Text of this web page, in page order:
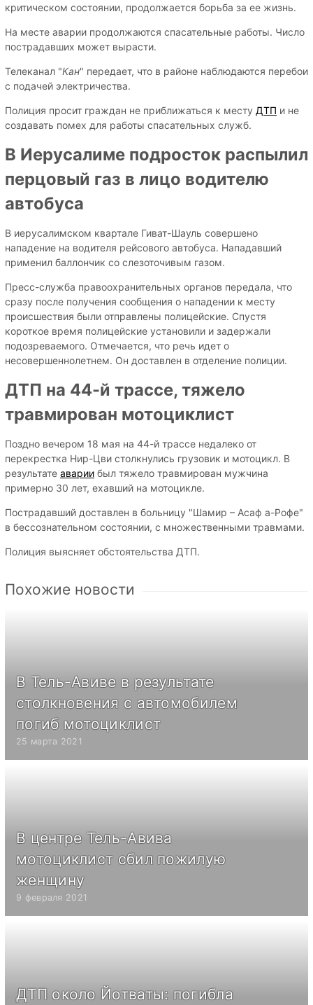
критическом состоянии, продолжается борьба за ее жизнь.
На месте аварии продолжаются спасательные работы. Число
пострадавших может вырасти.
Телеканал "Кан" передает, что в районе наблюдаются перебои
с подачей электричества.
Полиция просит граждан не приближаться к месту ДТП и не
создавать помех для работы спасательных служб.
В Иерусалиме подросток распылил
перцовый газ в лицо водителю
автобуса
В иерусалимском квартале Гиват-Шауль совершено
нападение на водителя рейсового автобуса. Нападавший
применил баллончик со слезоточивым газом.
Пресс-служба правоохранительных органов передала, что
сразу после получения сообщения о нападении к месту
происшествия были отправлены полицейские. Спустя
короткое время полицейские установили и задержали
подозреваемого. Отмечается, что речь идет о
несовершеннолетнем. Он доставлен в отделение полиции.
ДТП на 44-й трассе, тяжело
травмирован мотоциклист
Поздно вечером 18 мая на 44-й трассе недалеко от
перекрестка Нир-Цви столкнулись грузовик и мотоцикл. В
результате аварии был тяжело травмирован мужчина
примерно 30 лет, ехавший на мотоцикле.
Пострадавший доставлен в больницу "Шамир – Асаф а-Рофе"
в бессознательном состоянии, с множественными травмами.
Полиция выясняет обстоятельства ДТП.
Похожие новости
В Тель-Авиве в результате
столкновения с автомобилем
погиб мотоциклист
25 марта 2021
В центре Тель-Авива
мотоциклист сбил пожилую
женщину
9 февраля 2021
ДТП около Йотваты: погибла